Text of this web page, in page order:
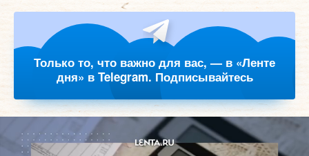
Только то, что важно для вас, — в «Ленте
дня» в Telegram. Подписывайтесь